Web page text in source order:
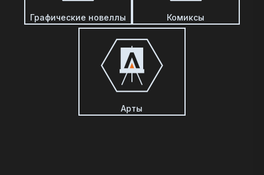
Графические новеллы Комиксы
Арты